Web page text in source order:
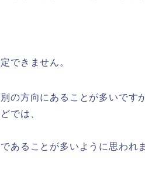
できません。
の方向にあることが多いですが
では、
あることが多いように思われ